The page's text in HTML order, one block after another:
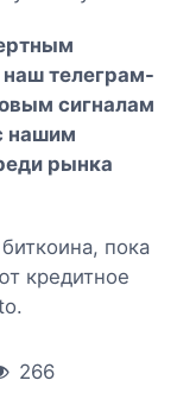
наш телеграм-
сигналам
нашим
рынка
пока
кредитное
266